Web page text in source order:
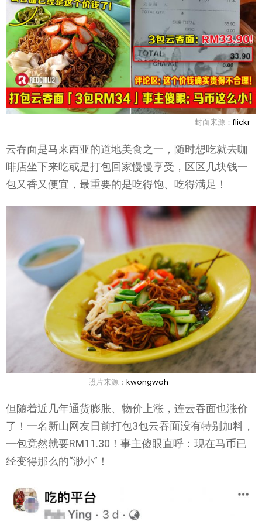
封面来源：flickr
云吞面是马来西亚的道地美食之一，随时想吃就去咖
啡店坐下来吃或是打包回家慢慢享受，区区几块钱一
包又香又便宜，最重要的是吃得饱、吃得满足！
照片来源： kwongwah
但随着近几年通货膨胀、物价上涨，连云吞面也涨价
了！一名新山网友日前打包3包云吞面没有特别加料，
一包竟然就要RM11.30！事主傻眼直呼：现在马币已
经变得那么的“渺小”！